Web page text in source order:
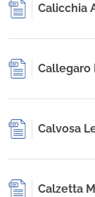
Calicchia
Callegaro
Calvosa
Calzetta